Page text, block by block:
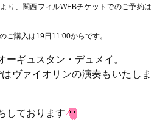
り、関西フィルWEBチケットでのご予約は
ご購入は19日11:00からです。
ギュスタン・デュメイ。
ヴァイオリンの演奏もいたしま
しております